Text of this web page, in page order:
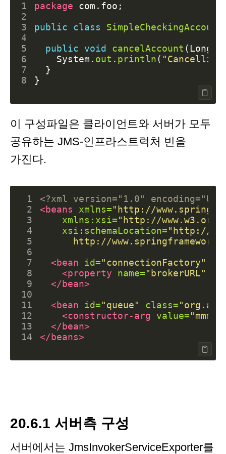
1 package com.foo ;
2
3
public class
4
5
public void cancelAccount ( Long
6
System . out . println(
7
}
8
}
이 구성파일은 클라이언트와 서버가 모두
공유하는 JMS-인프라스트럭처 빈을
가진다.
1
<?xml version="1.0"
2
<beans xmlns="http://
3
xmlns:xsi="http://www.w3.org/
4
xsi:schemaLocation=
5
http://
6
7
<bean id="connectionFactory"
8
<property name="brokerURL"
9
</bean>
10
11
<bean id="queue" class=
12
<constructor-arg value="mmm"
13
</bean>
14
</beans>
20.6.1 서버측 구성
서버에서는 JmsInvokerServiceExporter를